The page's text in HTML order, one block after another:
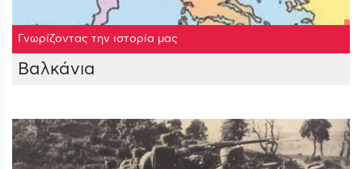
Γνωρίζοντας την ιστορία μας
Βαλκάνια